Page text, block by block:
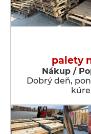
palety
Nákup /
Dobrý deň,